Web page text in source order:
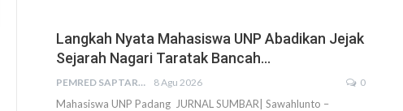
Langkah Nyata Mahasiswa UNP Abadikan Jejak
Sejarah Nagari Taratak Bancah…
PEMRED SAPTARIUS 8 Agu 2026 0
Mahasiswa UNP Padang JURNAL SUMBAR| Sawahlunto –